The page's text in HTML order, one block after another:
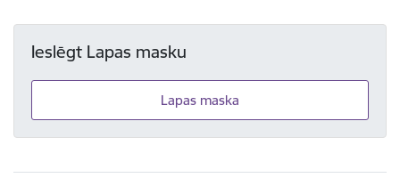
Ieslēgt Lapas masku
Lapas maska